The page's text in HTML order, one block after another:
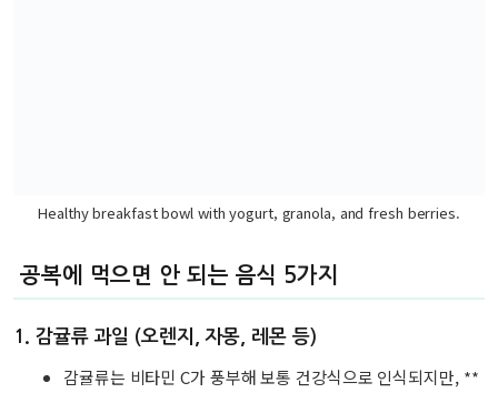
Healthy breakfast bowl with yogurt, granola, and fresh berries.
공복에 먹으면 안 되는 음식 5가지
1. 감귤류 과일 (오렌지, 자몽, 레몬 등)
감귤류는 비타민 C가 풍부해 보통 건강식으로 인식되지만, **